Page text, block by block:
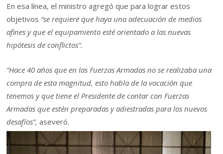
En esa línea, el ministro agregó que para lograr estos
objetivos “se requiere que haya una adecuación de medios
afines y que el equipamiento esté orientado a las nuevas
hipótesis de conflictos”.
“Hace 40 años que en las Fuerzas Armadas no se realizaba una
compra de esta magnitud, esto habla de la vocación que
tenemos y que tiene el Presidente de contar con Fuerzas
Armadas que estén preparadas y adiestradas para los nuevos
desafíos”, aseveró.